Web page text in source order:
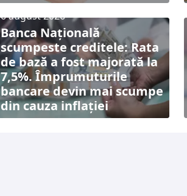
6 august 2026
Banca Națională
scumpeste creditele: Rata
de bază a fost majorată la
7,5%. Împrumuturile
bancare devin mai scumpe
din cauza inflației